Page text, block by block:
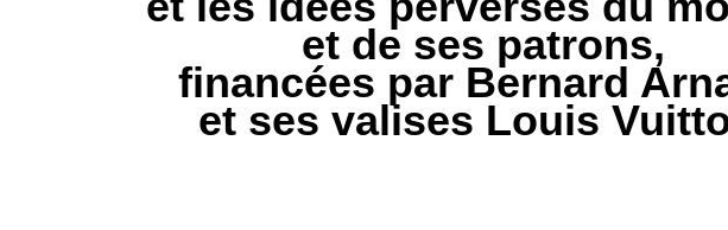
et de ses patrons,
financées par Bernard
et ses valises Louis